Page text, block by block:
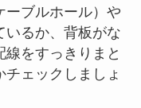
ーブルホール）や
いるか、背板がな
をすっきりまと
ェックしましょ